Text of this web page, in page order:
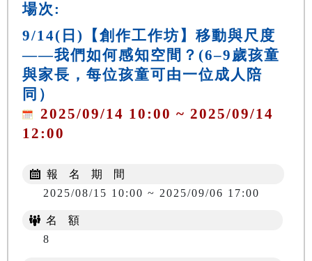
場次:
9/14(日)【創作工作坊】移動與尺度
——我們如何感知空間？(6–9歲孩童
與家長，每位孩童可由一位成人陪
同）
2025/09/14 10:00 ~ 2025/09/14
12:00
報 名 期 間
2025/08/15 10:00 ~ 2025/09/06 17:00
名 額
8